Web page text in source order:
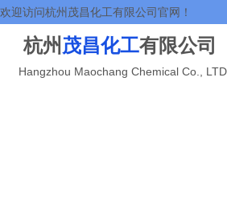
杭州 茂昌化工有限公司
Hangzhou Maochang Chemical Co., LTD
欢迎访问杭州茂昌化工有限公司官网！